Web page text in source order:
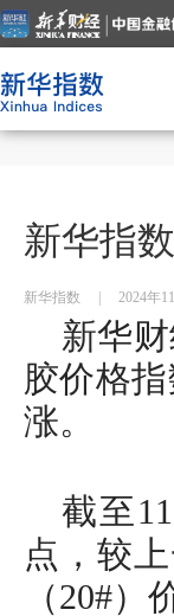
新华指
新华指数 2024年
新华
胶价格
涨。
截至
点，较
（20#